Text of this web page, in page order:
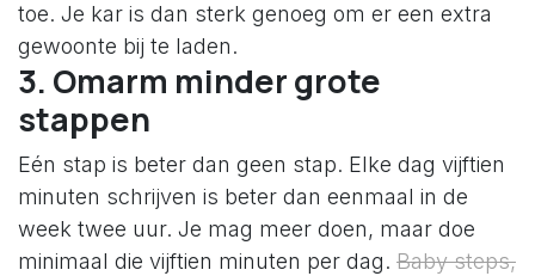
toe. Je kar is dan sterk genoeg om er een extra
gewoonte bij te laden.
3. Omarm minder grote
stappen
Eén stap is beter dan geen stap. Elke dag vijftien
minuten schrijven is beter dan eenmaal in de
week twee uur. Je mag meer doen, maar doe
minimaal die vijftien minuten per dag. Baby steps,